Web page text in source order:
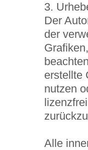
3.
Der
der
erstellte
nutzen
Alle